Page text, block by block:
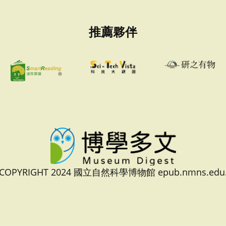
推薦夥伴
2024 國立自然科學博物館